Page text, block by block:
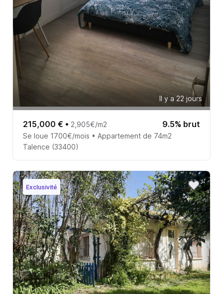
Il y a 22 jours
215,000 € • 2,905€/m2 9.5% brut
Se loue 1700€/mois • Appartement de 74m2
Talence (33400)
Exclusivité